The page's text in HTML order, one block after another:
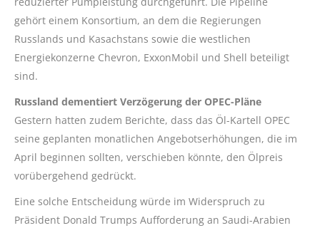
gehört einem Konsortium, an dem die Regierungen
Russlands und Kasachstans sowie die westlichen
Energiekonzerne Chevron, ExxonMobil und Shell beteiligt
sind.
Russland dementiert Verzögerung der OPEC-Pläne
Gestern hatten zudem Berichte, dass das Öl-Kartell OPEC
seine geplanten monatlichen Angebotserhöhungen, die im
April beginnen sollten, verschieben könnte, den Ölpreis
vorübergehend gedrückt.
Eine solche Entscheidung würde im Widerspruch zu
Präsident Donald Trumps Aufforderung an Saudi-Arabien